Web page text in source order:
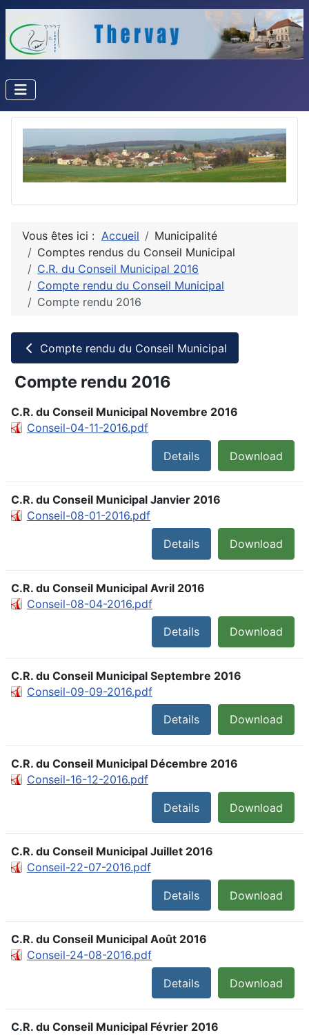
Vous êtes ici : Accueil
Municipalité
Comptes rendus du Conseil Municipal
C.R. du Conseil Municipal 2016
Compte rendu du Conseil Municipal
Compte rendu 2016
Compte rendu du Conseil Municipal
Compte rendu 2016
C.R. du Conseil Municipal Novembre 2016
Conseil-04-11-2016.pdf
Download
Details
C.R. du Conseil Municipal Janvier 2016
Conseil-08-01-2016.pdf
Download
Details
C.R. du Conseil Municipal Avril 2016
Conseil-08-04-2016.pdf
Download
Details
C.R. du Conseil Municipal Septembre 2016
Conseil-09-09-2016.pdf
Download
Details
C.R. du Conseil Municipal Décembre 2016
Conseil-16-12-2016.pdf
Download
Details
C.R. du Conseil Municipal Juillet 2016
Conseil-22-07-2016.pdf
Download
Details
C.R. du Conseil Municipal Août 2016
Conseil-24-08-2016.pdf
Download
Details
C.R. du Conseil Municipal Février 2016